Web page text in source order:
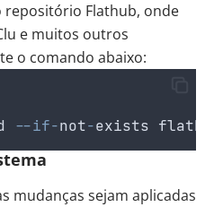
repositório Flathub, onde
e muitos outros
o comando abaixo:
--if-not-exists
mudanças sejam aplicadas